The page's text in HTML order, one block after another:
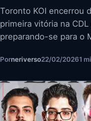
Toronto KOI encerrou
primeira vitória na
preparando-se para o
Porneriverso22/02/20261